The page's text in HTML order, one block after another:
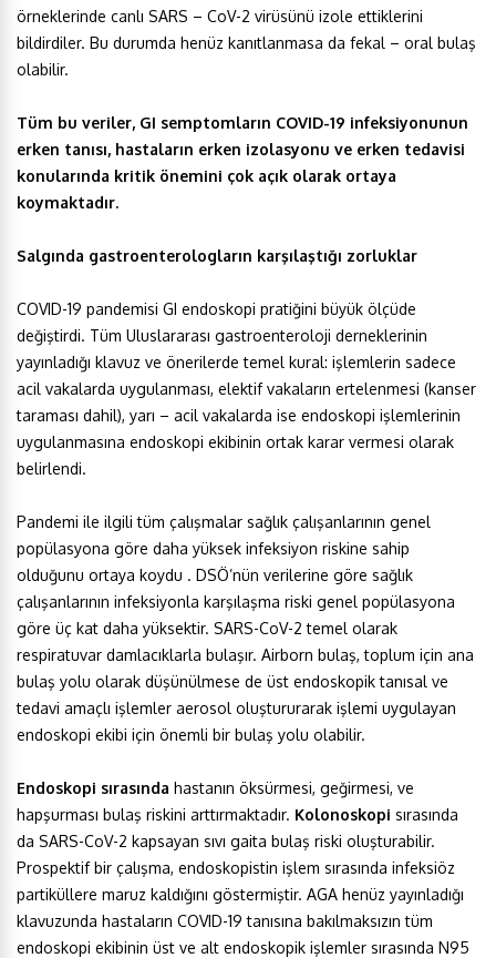
örneklerinde canlı SARS – CoV-2 virüsünü izole ettiklerini
bildirdiler. Bu durumda henüz kanıtlanmasa da fekal – oral bulaş
olabilir.
Tüm bu veriler, GI semptomların COVID-19 infeksiyonunun
erken tanısı, hastaların erken izolasyonu ve erken tedavisi
konularında kritik önemini çok açık olarak ortaya
koymaktadır.
Salgında gastroenterologların karşılaştığı zorluklar
COVID-19 pandemisi GI endoskopi pratiğini büyük ölçüde
değiştirdi. Tüm Uluslararası gastroenteroloji derneklerinin
yayınladığı klavuz ve önerilerde temel kural: işlemlerin sadece
acil vakalarda uygulanması, elektif vakaların ertelenmesi (kanser
taraması dahil), yarı – acil vakalarda ise endoskopi işlemlerinin
uygulanmasına endoskopi ekibinin ortak karar vermesi olarak
belirlendi.
Pandemi ile ilgili tüm çalışmalar sağlık çalışanlarının genel
popülasyona göre daha yüksek infeksiyon riskine sahip
olduğunu ortaya koydu . DSÖ’nün verilerine göre sağlık
çalışanlarının infeksiyonla karşılaşma riski genel popülasyona
göre üç kat daha yüksektir. SARS-CoV-2 temel olarak
respiratuvar damlacıklarla bulaşır. Airborn bulaş, toplum için ana
bulaş yolu olarak düşünülmese de üst endoskopik tanısal ve
tedavi amaçlı işlemler aerosol oluştururarak işlemi uygulayan
endoskopi ekibi için önemli bir bulaş yolu olabilir.
Endoskopi sırasında hastanın öksürmesi, geğirmesi, ve
hapşurması bulaş riskini arttırmaktadır. Kolonoskopi sırasında
da SARS-CoV-2 kapsayan sıvı gaita bulaş riski oluşturabilir.
Prospektif bir çalışma, endoskopistin işlem sırasında infeksiöz
partiküllere maruz kaldığını göstermiştir. AGA henüz yayınladığı
klavuzunda hastaların COVID-19 tanısına bakılmaksızın tüm
endoskopi ekibinin üst ve alt endoskopik işlemler sırasında N95